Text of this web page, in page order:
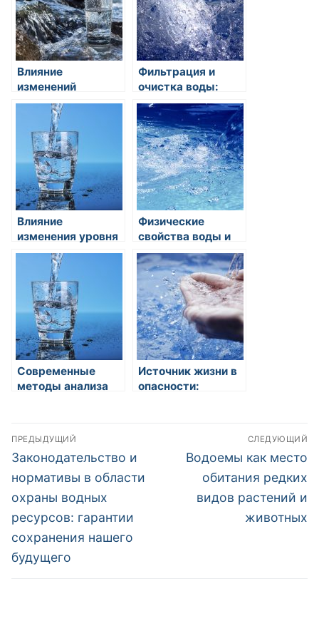
Влияние
изменений
климата на
доступность
источников воды
Фильтрация и
очистка воды:
основные
принципы и
методы
Влияние
изменения уровня
грунтовых вод на
экосистемы
Физические
свойства воды и
их значение в
природе
Современные
методы анализа
загрязнения и
обеспечиваем
безопасность
Источник жизни в
опасности:
Навигация
по
записям
ПРЕДЫДУЩИЙ
Предыдущая
запись:
Законодательство и
нормативы в области
охраны водных
ресурсов: гарантии
сохранения нашего
будущего
СЛЕДУЮЩИЙ
Следующая
запись:
Водоемы как место
обитания редких
видов растений и
животных